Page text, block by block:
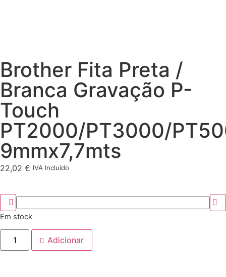
Brother Fita Preta /
Branca Gravação P-
Touch
PT2000/PT3000/
9mmx7,7mts
22,02 € IVA Incluído
Em stock
Adicionar